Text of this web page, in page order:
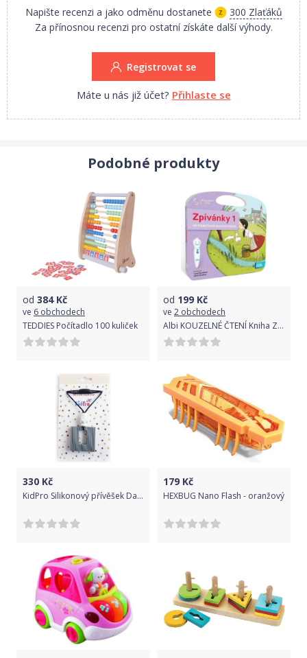
Napište recenzi a jako odměnu dostanete
300 Zlaťáků
Za přínosnou recenzi pro ostatní získáte další výhody.
Registrovat se
Máte u nás již účet? Přihlaste se
Podobné produkty
od 384Kč
ve 6 obchodech
TEDDIES Počítadlo 100 kuliček
od 199 Kč
ve 2 obchodech
Albi KOUZELNÉ ČTENÍ Kniha Zpívánky 1 - 3. vydání
330 Kč
KidPro Silikonový přívěšek Dark pro zlepšení koncentrace
179 Kč
HEXBUG Nano Flash - oranžový